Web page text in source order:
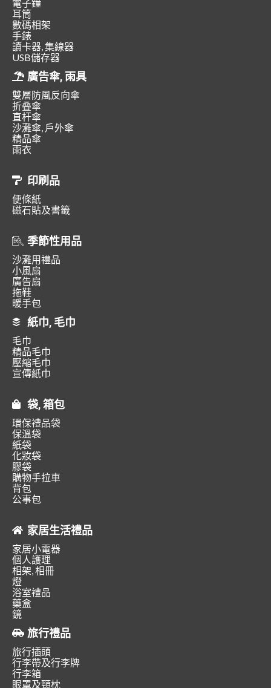
電子鐘
耳筒
數碼相架
手錶
讀卡器, 集線器
USB儲存器
廣告傘, 雨具
雙層防風反向傘
折叠傘
直杆傘
沙灘傘, 戶外傘
精品傘
雨衣
印刷品
便條紙
磁石貼及書籤
季節性用品
沙灘用禮品
小風扇
廣告扇
拖鞋
暖手包
紙巾, 毛巾
毛巾
精品毛巾
壓縮毛巾
宣傳紙巾
袋, 箱包
環保禮品袋
保溫袋
紙袋
化妝袋
膠袋
購物手拉車
背包
公事包
家居生活禮品
家居小電器
個人護理
相架, 相冊
燈
浴室禮品
藥盒
鏡
旅行禮品
旅行插頭
行李帶及行李牌
行李箱
眼罩及頸枕